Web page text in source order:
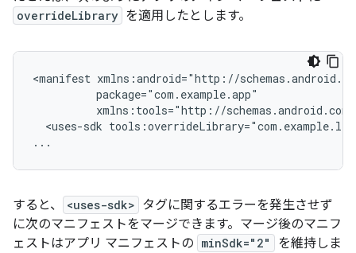
overrideLibrary を適用したとします。
<manifest
<uses-sdk
...
すると、 <uses-sdk> タグに関するエラーを発生させず
に次のマニフェストをマージできます。マージ後のマニフ
ェストはアプリ マニフェストの minSdk="2"
を維持しま